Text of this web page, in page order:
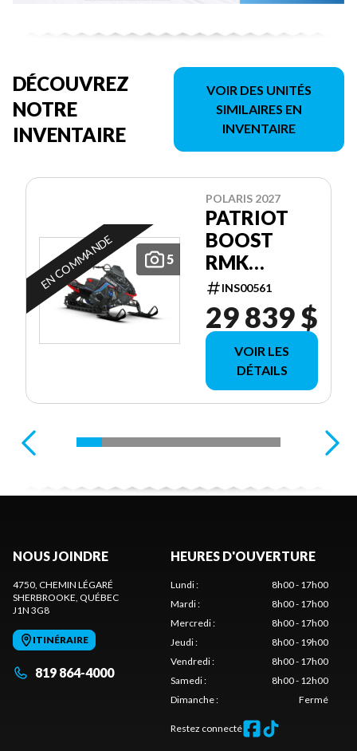
DÉCOUVREZ
NOTRE
INVENTAIRE
VOIR DES UNITÉS
SIMILAIRES EN
INVENTAIRE
5
EN COMMANDE
POLARIS 2027
PATRIOT
BOOST
RMK
FACTORY
EDITION
155 155
INS00561
29 839 $
VOIR LES
DÉTAILS
NOUS JOINDRE
4750, CHEMIN LÉGARÉ
SHERBROOKE, QUÉBEC
J1N 3G8
ITINÉRAIRE
819 864-4000
HEURES D'OUVERTURE
Lundi:
8h00 - 17h00
Mardi:
8h00 - 17h00
Mercredi:
8h00 - 17h00
Jeudi:
8h00 - 19h00
Vendredi:
8h00 - 17h00
Samedi:
8h00 - 12h00
Dimanche: Fermé
Restez connecté